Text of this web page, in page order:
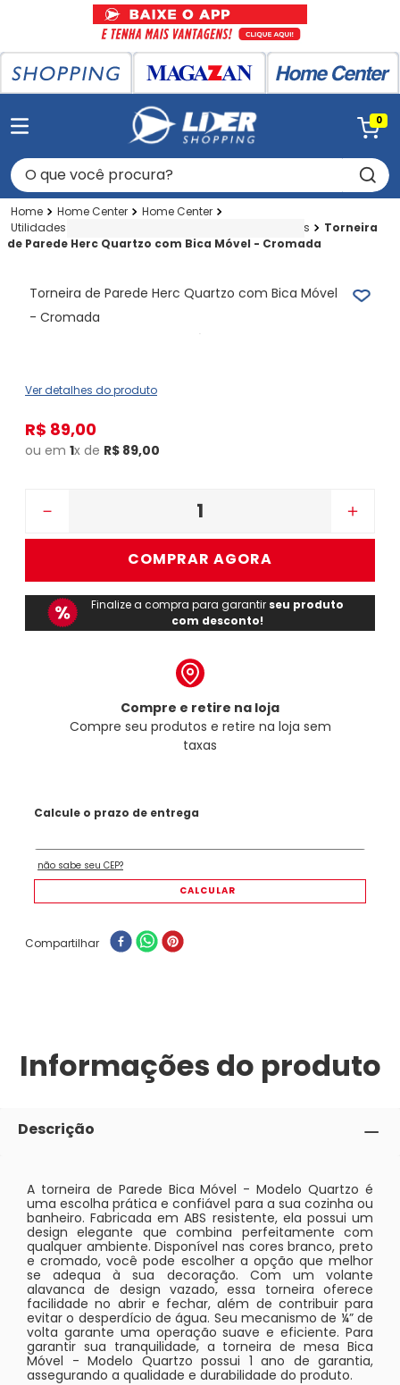
0
O que você procura?
Home Center
Home Center
Utilidades P-cozinha-banheiro
Torneiras
Torneira
de Parede Herc Quartzo com Bica Móvel - Cromada
Torneira de Parede Herc Quartzo com Bica Móvel
- Cromada
Ver detalhes do produto
R$ 89,00
ou em 1x de R$ 89,00
＋
－
COMPRAR AGORA
Finalize a compra para garantir seu produto
com desconto!
Compre e retire na loja
Compre seu produtos e retire na loja sem
taxas
Compartilhar
Informações do produto
Descrição
A torneira de Parede Bica Móvel - Modelo Quartzo é
uma escolha prática e confiável para a sua cozinha ou
banheiro. Fabricada em ABS resistente, ela possui um
design elegante que combina perfeitamente com
qualquer ambiente. Disponível nas cores branco, preto
e cromado, você pode escolher a opção que melhor
se adequa à sua decoração. Com um volante
alavanca de design vazado, essa torneira oferece
facilidade no abrir e fechar, além de contribuir para
evitar o desperdício de água. Seu mecanismo de ¼” de
volta garante uma operação suave e eficiente. Para
garantir sua tranquilidade, a torneira de mesa Bica
Móvel - Modelo Quartzo possui 1 ano de garantia,
assegurando a qualidade e durabilidade do produto.